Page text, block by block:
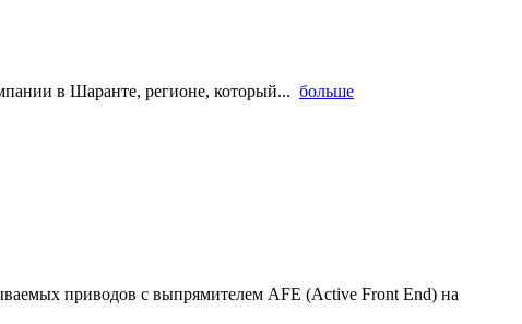
в Шаранте, регионе, который... больше
приводов с выпрямителем AFE (Active Front End) на